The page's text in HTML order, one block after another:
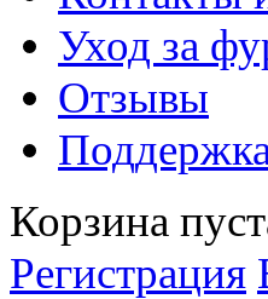
Уход за
Отзывы
Корзина
Регистрация